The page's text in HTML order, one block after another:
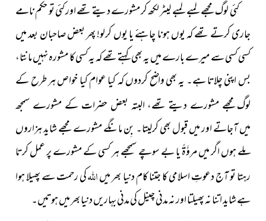
کئی لوگ مجھے لمبے لمبے لیٹر لکھ کر مشورے دیتے تھے اور کئی تو حکم نامے
جاری کرتے تھے کہ یوں ہونا چاہئے یا یوں کرلو! پھر بعض صاحبان بعد میں
کسی کسی سے میرے بارے میں یہ بھی کہتے تھے کہ یہ کسی کا مشورہ نہیں مانتا،
بس اپنی چلاتا ہے۔ یہ بھی واضح کردوں کہ کیا عوام کیا خواص ہر طرح کے
لوگمجھے مشورے دیتے تھے، البتہ بعض حضرات کے مشورے سمجھ
میں آجاتے اور میں قبول بھی کرلیتا۔ بِن مانگے مشورے مجھے شاید ہزاروں
ملے ہوں اگر میں مروَّۃً یا بے سوچے سمجھے ہر کسی کے مشورے پر عمل کرتا
رہتا تو آج دعوتِ اسلامی کا جتنا کام دنیا بھر میںاللہکی رحمت سے پھیلا ہوا
ہے شاید اتنا نہ پھیلتا اور نہ مدنی چینل کی مدنی بہاریں دنیا بھر میں ہوتیں۔